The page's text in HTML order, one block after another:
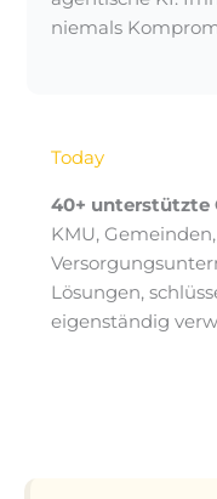
niemals
Today
40+ unterstützte
KMU,
Lösungen,
eigenständig